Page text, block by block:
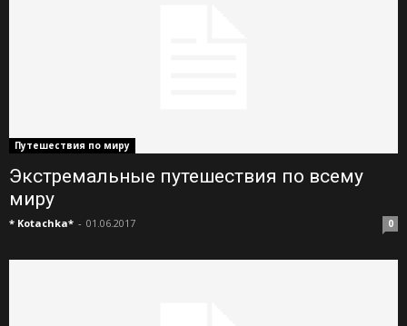
Путешествия по миру
Экстремальные путешествия по всему
миру
* Kotachka* - 01.06.2017 0